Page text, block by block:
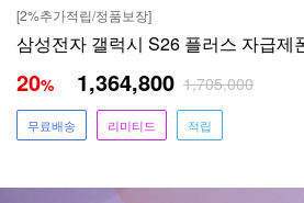
[2%추가적립/정품보장]
삼성전자 갤럭시 S26 플러스 자급제
20% 1,364,800 1,705,000
무료배송 리미티드 적립